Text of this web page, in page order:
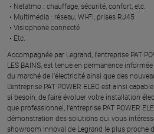
Netatmo : chauffage, sécurité, confort, etc.​
Multimédia : réseau, Wi-Fi, prises RJ45​
Visiophone connecté​
Etc.​
​Accompagnée par Legrand, l’entreprise PAT
LES BAINS, est tenue en permanence
du marché de l'électricité ainsi que des
L’entreprise PAT POWER ELEC est ainsi
si besoin, de faire évoluer votre installation
que professionnel, l’entreprise PAT POWER
démonstration des solutions qui vous
showroom Innoval de Legrand le plus proche